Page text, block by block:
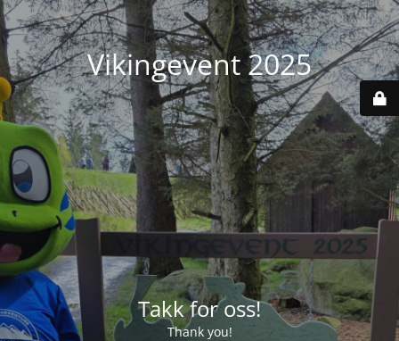
Vikingevent 2025
Takk for oss!
Thank you!